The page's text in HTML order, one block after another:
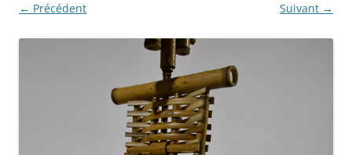
← Précédent Suivant →